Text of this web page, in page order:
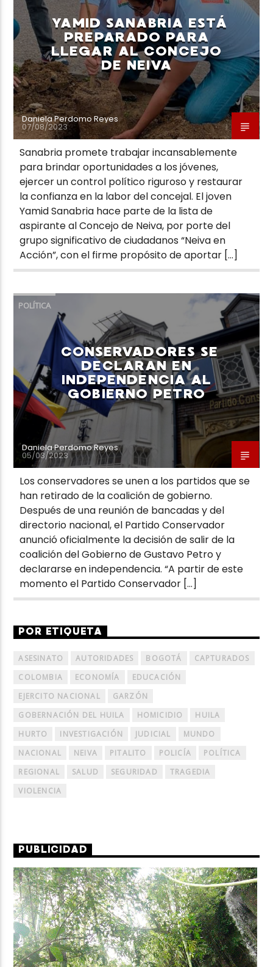
Neiva Estereo
YAMID SANABRIA ESTÁ
PREPARADO PARA
LLEGAR AL CONCEJO
DE NEIVA
Daniela Perdomo Reyes
07/08/2023
Sanabria promete trabajar incansablemente
para brindar oportunidades a los jóvenes,
ejercer un control político riguroso y restaurar
la confianza en la labor del concejal. El joven
Yamid Sanabria hace parte de la lista de
aspirante al Concejo de Neiva, por porte del
grupo significativo de ciudadanos “Neiva en
Acción”, con el firme propósito de aportar […]
POLÍTICA
CONSERVADORES SE
DECLARAN EN
INDEPENDENCIA AL
GOBIERNO PETRO
Daniela Perdomo Reyes
05/03/2023
Los conservadores se unen a los partidos que se
han retirado de la coalición de gobierno.
Después de una reunión de bancadas y del
directorio nacional, el Partido Conservador
anunció oficialmente la decisión de salir de la
coalición del Gobierno de Gustavo Petro y
declararse en independencia. “A partir de este
momento el Partido Conservador […]
POR ETIQUETA
ASESINATO AUTORIDADES BOGOTÁ
CAPTURADOS
COLOMBIA
ECONOMÍA
EDUCACIÓN
EJERCITO NACIONAL
GARZÓN
GOBERNACIÓN DEL HUILA
HOMICIDIO
HUILA
HURTO
INVESTIGACIÓN JUDICIAL
MUNDO
NACIONAL
NEIVA PITALITO POLICÍA
POLÍTICA
REGIONAL
SALUD SEGURIDAD
TRAGEDIA
VIOLENCIA
PUBLICIDAD